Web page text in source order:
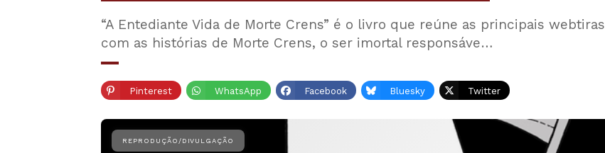
“A Entediante Vida de Morte Crens” é o livro que reúne as principais webtiras
com as histórias de Morte Crens, o ser imortal responsáve…
Pinterest WhatsApp Facebook Bluesky Twitter